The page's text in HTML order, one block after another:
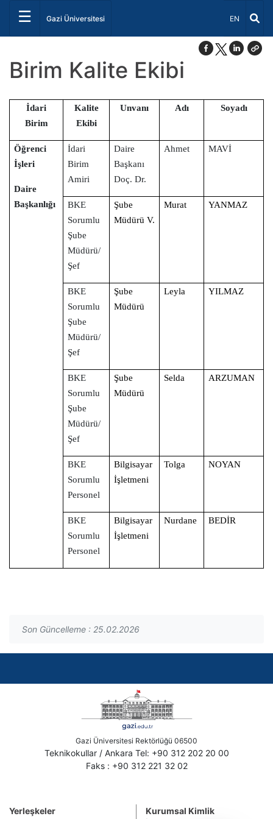
☰ Gazi Üniversitesi Dil Seçiniz
EN
Birim Kalite Ekibi
İdari
Birim
Kalite
Ekibi
Unvanı Adı Soyadı
Öğrenci
İşleri
Daire
Başkanlığı
İdari
Birim
Amiri
Daire
Başkanı
Doç. Dr.
Ahmet MAVİ
BKE
Sorumlu
Şube
Müdürü/
Şef
Şube
Müdürü V.
Murat YANMAZ
BKE
Sorumlu
Şube
Müdürü/
Şef
Şube
Müdürü
Leyla YILMAZ
BKE
Sorumlu
Şube
Müdürü/
Şef
Şube
Müdürü
Selda ARZUMAN
BKE
Sorumlu
Personel
Bilgisayar
İşletmeni
Tolga NOYAN
BKE
Sorumlu
Personel
Bilgisayar
İşletmeni
Nurdane BEDİR
Son Güncelleme : 25.02.2026
Gazi Üniversitesi Rektörlüğü 06500
Teknikokullar / Ankara Tel: +90 312 202 20 00
Faks : +90 312 221 32 02
Yerleşkeler
Kurumsal Kimlik